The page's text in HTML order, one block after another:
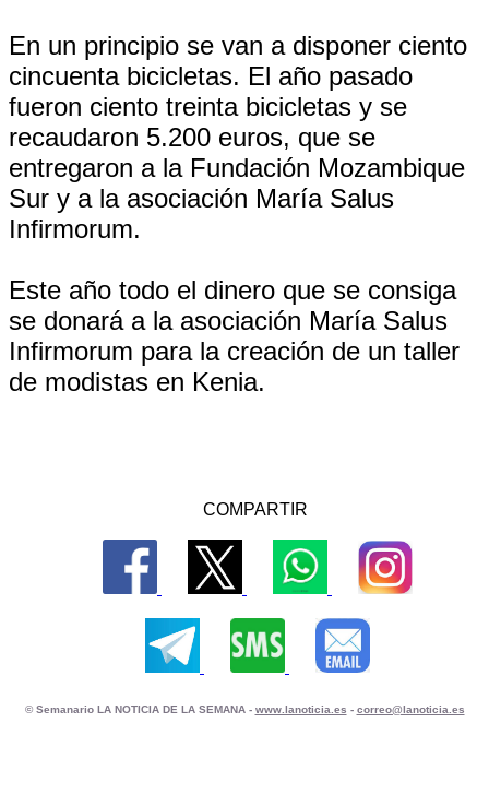
En un principio se van a disponer ciento
cincuenta bicicletas. El año pasado
fueron ciento treinta bicicletas y se
recaudaron 5.200 euros, que se
entregaron a la Fundación Mozambique
Sur y a la asociación María Salus
Infirmorum.
Este año todo el dinero que se consiga
se donará a la asociación María Salus
Infirmorum para la creación de un taller
de modistas en Kenia.
COMPARTIR
© Semanario LA NOTICIA DE LA SEMANA - www.lanoticia.es - correo@lanoticia.es